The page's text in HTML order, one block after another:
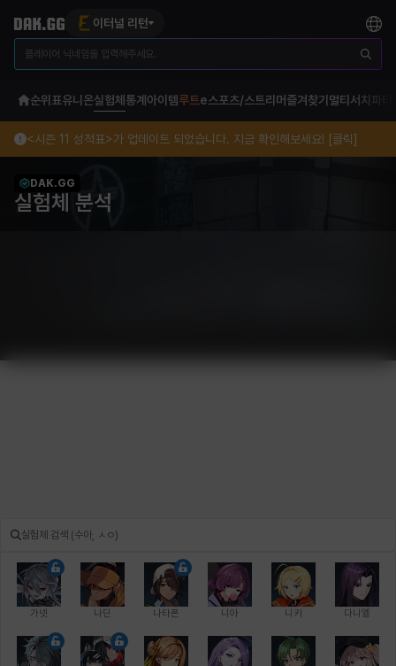
이터널 리턴
순위표유니온실험체 통계 아이템루트e스포츠/스트리머 즐겨찾기 멀티서치 파티
<시즌 11 성적표>가 업데이트 되었습니다. 지금 확인해보세요! [클릭]
DAK.GG
실험체 분석
가넷 나딘 나타폰 니아 니키 다니엘